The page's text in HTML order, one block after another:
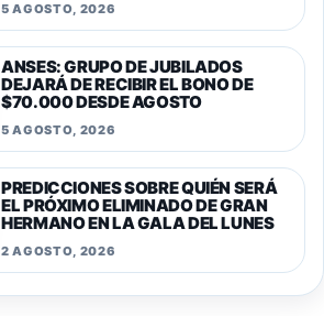
5 AGOSTO, 2026
ANSES: GRUPO DE JUBILADOS
DEJARÁ DE RECIBIR EL BONO DE
$70.000 DESDE AGOSTO
5 AGOSTO, 2026
PREDICCIONES SOBRE QUIÉN SERÁ
EL PRÓXIMO ELIMINADO DE GRAN
HERMANO EN LA GALA DEL LUNES
2 AGOSTO, 2026